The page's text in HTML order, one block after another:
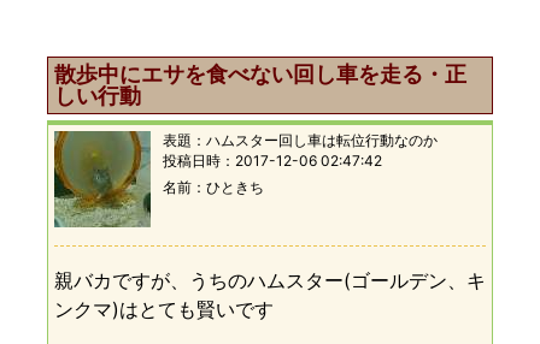
散歩中にエサを食べない回し車を走る・正
しい行動
表題： ハムスター回し車は転位行動なのか
投稿日時： 2017-12-06 02:47:42
名前
ひときち
親バカですが、うちのハムスター(ゴールデン、キ
ンクマ)はとても賢いです